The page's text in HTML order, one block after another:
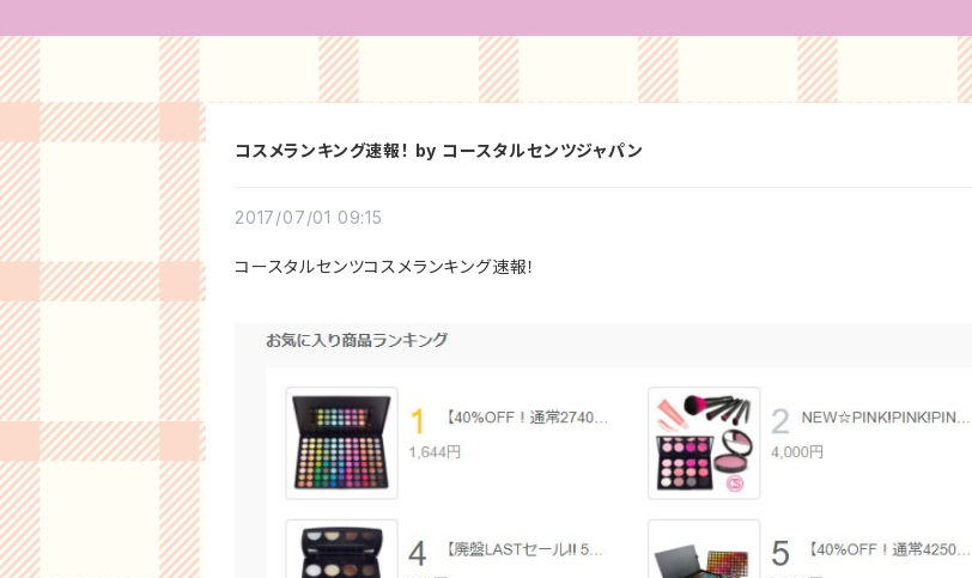
コスメランキング速報！ by コースタルセンツジャパン
2017/07/01 09:15
コースタルセンツコスメランキング速報！